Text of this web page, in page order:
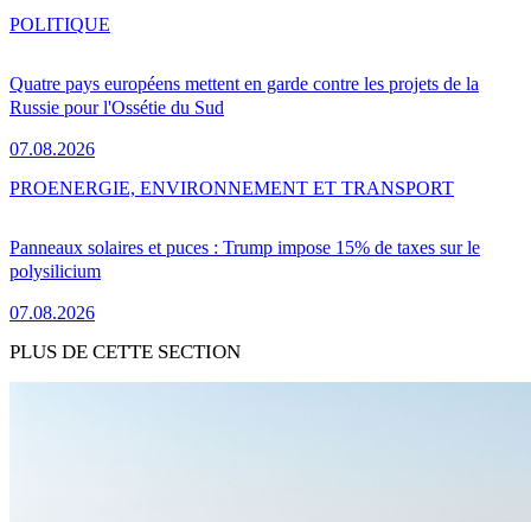
Quatre pays européens mettent en garde contre les projets de la
Russie pour l'Ossétie du Sud
07.08.2026
POLITIQUE
Panneaux solaires et puces : Trump impose 15% de taxes sur le
polysilicium
07.08.2026
PROENERGIE, ENVIRONNEMENT ET TRANSPORT
PLUS DE CETTE SECTION